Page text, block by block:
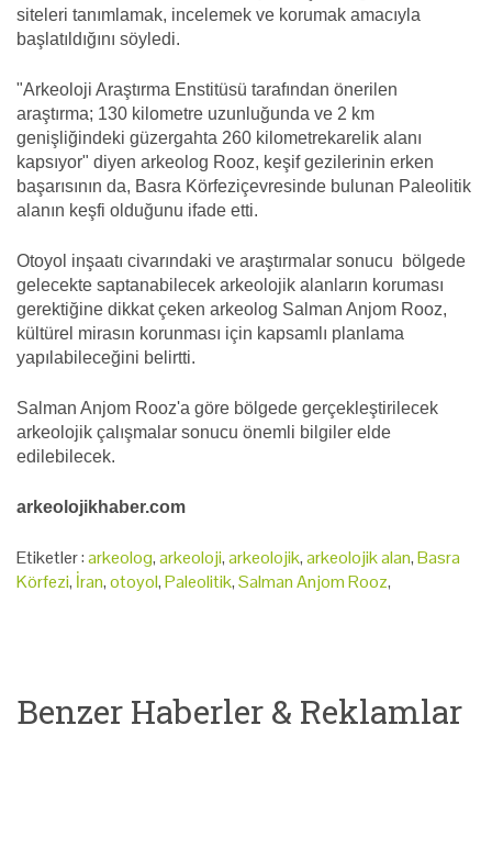
siteleri tanımlamak, incelemek ve korumak amacıyla
başlatıldığını söyledi.
"Arkeoloji Araştırma Enstitüsü tarafından önerilen
araştırma; 130 kilometre uzunluğunda ve 2 km
genişliğindeki güzergahta 260 kilometrekarelik alanı
kapsıyor" diyen arkeolog Rooz, keşif gezilerinin erken
başarısının da, Basra Körfeziçevresinde bulunan Paleolitik
alanın keşfi olduğunu ifade etti.
Otoyol inşaatı civarındaki ve araştırmalar sonucu bölgede
gelecekte saptanabilecek arkeolojik alanların koruması
gerektiğine dikkat çeken arkeolog Salman Anjom Rooz,
kültürel mirasın korunması için kapsamlı planlama
yapılabileceğini belirtti.
Salman Anjom Rooz'a göre bölgede gerçekleştirilecek
arkeolojik çalışmalar sonucu önemli bilgiler elde
edilebilecek.
arkeolojikhaber.com
Etiketler :arkeolog,arkeoloji,arkeolojik,arkeolojik alan,Basra
Körfezi, İran,otoyol,Paleolitik,Salman Anjom Rooz,
Benzer Haberler & Reklamlar